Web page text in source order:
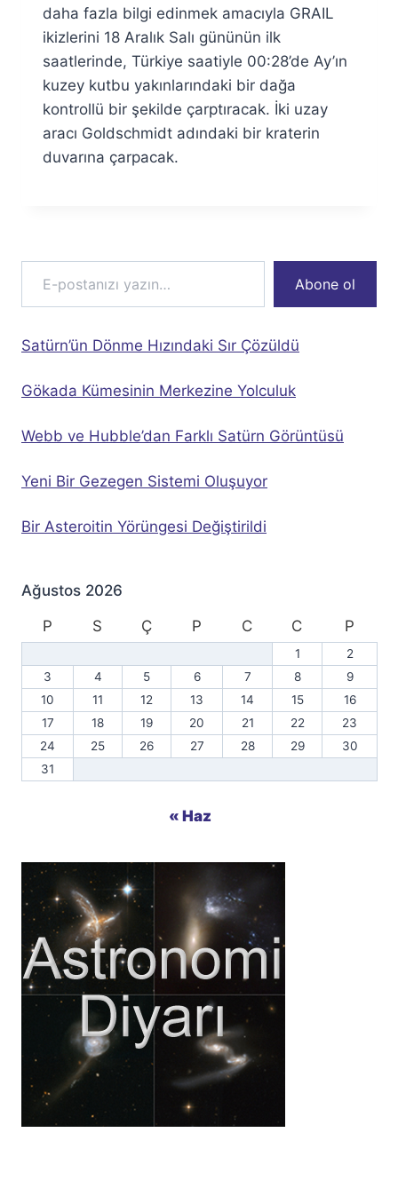
Özyar
daha fazla bilgi edinmek amacıyla GRAIL
ikizlerini 18 Aralık Salı gününün ilk
saatlerinde, Türkiye saatiyle 00:28’de Ay’ın
kuzey kutbu yakınlarındaki bir dağa
kontrollü bir şekilde çarptıracak. İki uzay
aracı Goldschmidt adındaki bir kraterin
duvarına çarpacak.
E-postanızı yazın…
Abone ol
Satürn’ün Dönme Hızındaki Sır Çözüldü
Gökada Kümesinin Merkezine Yolculuk
Webb ve Hubble’dan Farklı Satürn Görüntüsü
Yeni Bir Gezegen Sistemi Oluşuyor
Bir Asteroitin Yörüngesi Değiştirildi
Ağustos 2026
P
S Ç P C C P
1
2
3
4 5 6 7 8
9
10
11 12 13 14 15
16
17
18 19 20 21 22
23
24
25 26 27 28 29
30
31
« Haz